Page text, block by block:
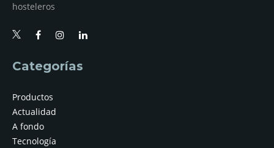
hosteleros
Categorías
Productos
Actualidad
A fondo
Tecnología